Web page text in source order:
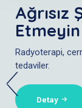
Kemik
Tümörleri
Ortopedik
Detay
Etmeyin
Radyoterapi,
tedaviler.
Detay